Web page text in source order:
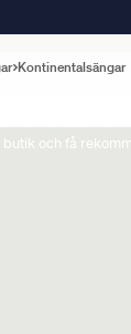
och få
Kontinentalsängar